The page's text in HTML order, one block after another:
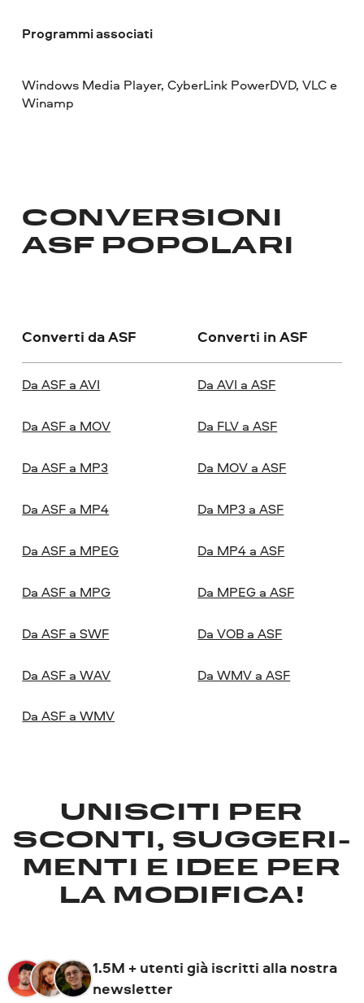
Programmi associati
Windows Media Player, CyberLink PowerDVD, VLC e
Winamp
CONVERSIONI
ASF POPOLARI
Converti da ASF Converti in ASF
Da ASF a AVI
Da ASF a MOV
Da ASF a MP3
Da ASF a MP4
Da ASF a MPEG
Da ASF a MPG
Da ASF a SWF
Da ASF a WAV
Da ASF a WMV
Da AVI a ASF
Da FLV a ASF
Da MOV a ASF
Da MP3 a ASF
Da MP4 a ASF
Da MPEG a ASF
Da VOB a ASF
Da WMV a ASF
UNISCITI PER
SCONTI, SUGGERI­
MENTI E IDEE PER
LA MODIFICA!
1.5M + utenti già iscritti alla nostra
newsletter